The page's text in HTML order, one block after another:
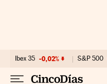
Ibex 35 -0,02% S&P 500